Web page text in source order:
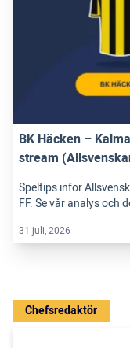
BK Häcken –
stream
Speltips inför
FF. Se vår analys och
31 juli, 2026
Chefsredaktör